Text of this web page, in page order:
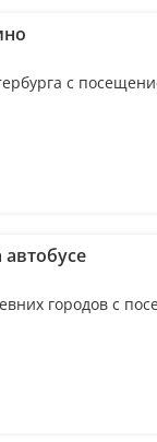
с
городов с